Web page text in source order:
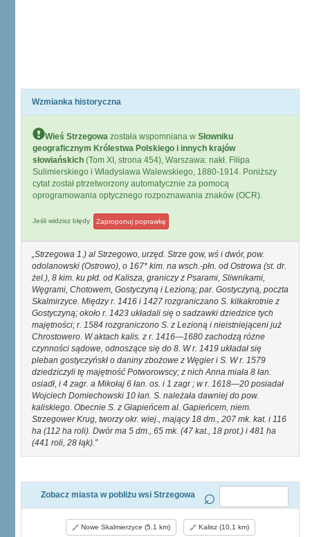
Wzmianka historyczna
Wieś Strzegowa została wspomniana w Słowniku
geograficznym Królestwa Polskiego i innych krajów
słowiańskich (Tom XI, strona 454), Warszawa: nakł. Filipa
Sulimierskiego i Władysława Walewskiego, 1880-1914. Poniższy
cytat został ptrzetworzony automatycznie za pomocą
oprogramowania optycznego rozpoznawania znaków (OCR).
Jeśli widzisz błędy Zaproponuj poprawkę
Strzegowa 1.) al Strzegowo, urzęd. Strze gow, wś i dwór, pow.
odolanowski (Ostrowo), o 167* kim. na wsch.-płn. od Ostrowa (st. dr.
żel.), 8 kim. ku płd. od Kalisza, graniczy z Psarami, Sliwnikami,
Węgrami, Chotowem, Gostyczyną i Lezioną; par. Gostyczyną, poczta
Skalmirzyce. Między r. 1416 i 1427 rozgraniczano S. kilkakrotnie z
Gostyczyną; około r. 1423 układali się o sadzawki dziedzice tych
majętności; r. 1584 rozgraniczono S. z Lezioną i nieistniejąceni już
Chrostowero. W aktach kalis. z r. 1416—1680 zachodzą różne
czynności sądowe, odnoszące się do 8. W r. 1419 układał się
pleban gostyczyńskł o daniny zbożowe z Węgier i S. W r. 1579
dziedziczyli tę majętność Potworowscy; z nich Anna miała 8 łan.
osiadł, i 4 zagr. a Mikołaj 6 łan. os. i 1 zagr ; w r. 1618—20 posiadał
Wojciech Domiechowski 10 łan. S. należała dawniej do pow.
kaliskiego. Obecnie S. z Glapieńcem al. Gapieńcem, niem.
Strzegower Krug, tworzy okr. wiej., mający 18 dm., 207 mk. kat. i 116
ha (112 ha roli). Dwór ma 5 dm., 65 mk. (47 kat., 18 prot.) i 481 ha
(441 roli, 28 łąk).
Zobacz miasta w pobliżu wsi Strzegowa
Nowe Skalmierzyce (5,1 km) Kalisz (10,1 km)